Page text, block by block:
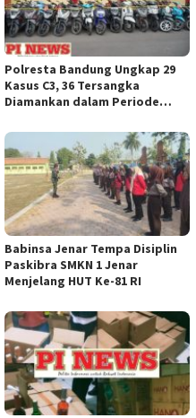
Polresta Bandung Ungkap 29
Kasus C3, 36 Tersangka
Diamankan dalam Periode
Babinsa Jenar Tempa Disiplin
Paskibra SMKN 1 Jenar
Menjelang HUT Ke-81 RI